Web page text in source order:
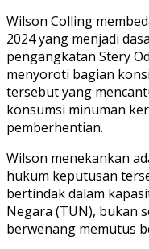
Wilson Colling
2024 yang menjadi
pengangkatan Stery
menyoroti bagian
tersebut yang
konsumsi minuman
pemberhentian.
​Wilson menekankan
hukum keputusan
bertindak dalam
Negara (TUN), bukan
berwenang memutus